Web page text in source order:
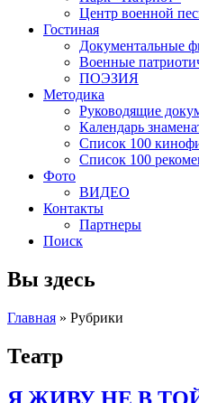
Центр военной
Гостиная
Документальные
Военные
ПОЭЗИЯ
Методика
Руководящие
Календарь
Список 100
Список 100
Фото
ВИДЕО
Контакты
Партнеры
Поиск
Вы здесь
Главная » Рубрики
Театр
Я ЖИВУ НЕ В